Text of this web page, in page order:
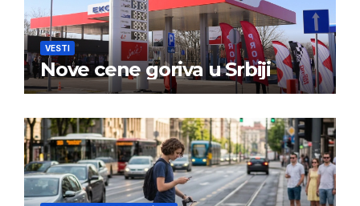
VESTI
Nove cene goriva u Srbiji